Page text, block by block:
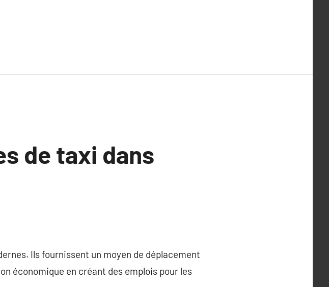
de taxi dans
Ils fournissent un moyen de déplacement
économique en créant des emplois pour les